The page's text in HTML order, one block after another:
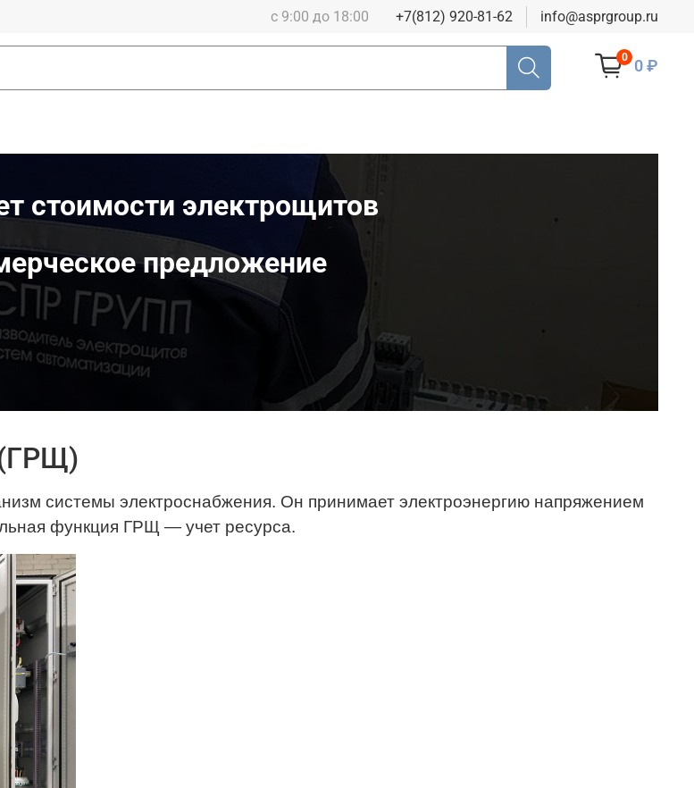
с 9:00 до 18:00 +7(812) 920-81-62 info@asprgroup.ru
0 0 ₽
стоимости электрощитов
предложение
системы электроснабжения. Он принимает электроэнергию напряжением
функция ГРЩ — учет ресурса.